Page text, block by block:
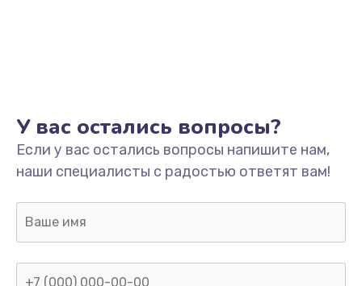
У вас остались вопросы?
Если у вас остались вопросы напишите нам,
наши специалисты с радостью ответят вам!